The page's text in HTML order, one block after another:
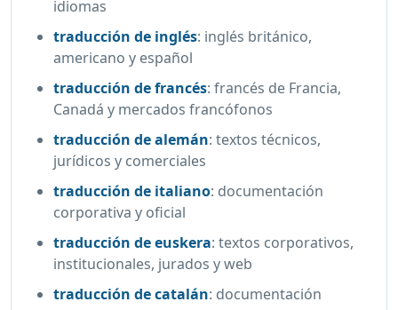
idiomas
traducción de inglés: inglés británico,
americano y español
traducción de francés:francés de Francia,
Canadá y mercados francófonos
traducción de alemán:textos técnicos,
jurídicos y comerciales
traducción de italiano: documentación
corporativa y oficial
traducción de euskera:textos corporativos,
institucionales, jurados y web
traducción de catalán: documentación